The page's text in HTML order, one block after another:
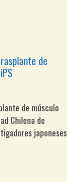
de
de músculo
Chilena de
japoneses